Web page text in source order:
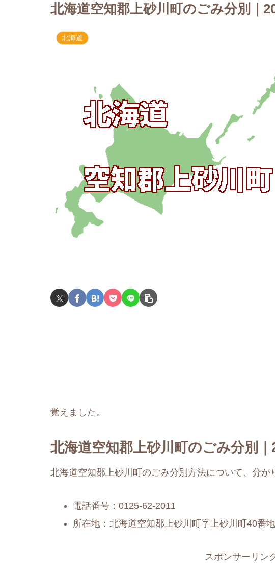
北海道空知郡上砂川町のごみ分別｜
北海道
覚えました。
北海道空知郡上砂川町のごみ分別
北海道空知郡上砂川町のごみ分別方法について、分か
電話番号：0125-62-2011
所在地：北海道空知郡上砂川町字上砂川町40番
スポンサーリン